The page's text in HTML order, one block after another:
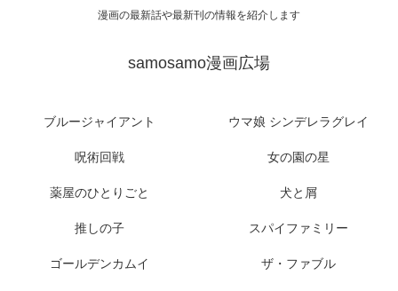
漫画の最新話や最新刊の情報を紹介します
samosamo漫画広場
ブルージャイアント ウマ娘 シンデレラグレイ
呪術回戦 女の園の星
薬屋のひとりごと 犬と屑
推しの子 スパイファミリー
ゴールデンカムイ ザ・ファブル